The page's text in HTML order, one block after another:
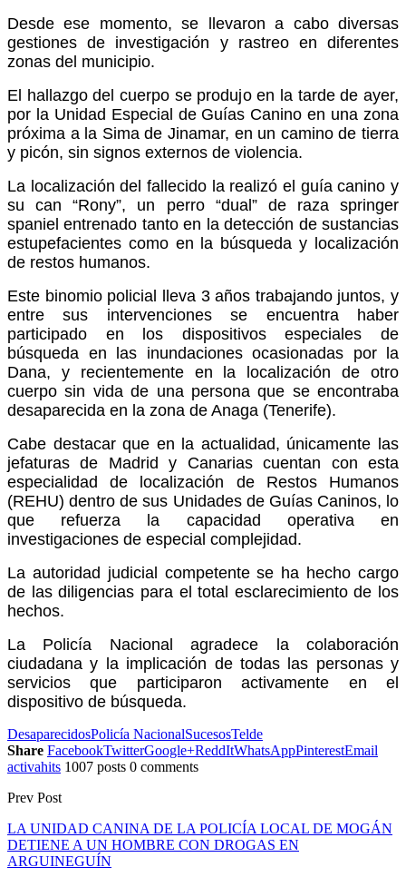
Desde ese momento, se llevaron a cabo diversas
gestiones de investigación y rastreo en diferentes
zonas del municipio.
El hallazgo del cuerpo se produjo en la tarde de ayer,
por la Unidad Especial de Guías Canino en una zona
próxima a la Sima de Jinamar, en un camino de tierra
y picón, sin signos externos de violencia.
La localización del fallecido la realizó el guía canino y
su can “Rony”, un perro “dual” de raza springer
spaniel entrenado tanto en la detección de sustancias
estupefacientes como en la búsqueda y localización
de restos humanos.
Este binomio policial lleva 3 años trabajando juntos, y
entre sus intervenciones se encuentra haber
participado en los dispositivos especiales de
búsqueda en las inundaciones ocasionadas por la
Dana, y recientemente en la localización de otro
cuerpo sin vida de una persona que se encontraba
desaparecida en la zona de Anaga (Tenerife).
Cabe destacar que en la actualidad, únicamente las
jefaturas de Madrid y Canarias cuentan con esta
especialidad de localización de Restos Humanos
(REHU) dentro de sus Unidades de Guías Caninos, lo
que refuerza la capacidad operativa en
investigaciones de especial complejidad.
La autoridad judicial competente se ha hecho cargo
de las diligencias para el total esclarecimiento de los
hechos.
La Policía Nacional agradece la colaboración
ciudadana y la implicación de todas las personas y
servicios que participaron activamente en el
dispositivo de búsqueda.
DesaparecidosPolicía NacionalSucesosTelde
Share FacebookTwitterGoogle+ReddItWhatsAppPinterestEmail
activahits 1007 posts 0 comments
Prev Post
LA UNIDAD CANINA DE LA POLICÍA LOCAL DE MOGÁN
DETIENE A UN HOMBRE CON DROGAS EN
ARGUINEGUÍN